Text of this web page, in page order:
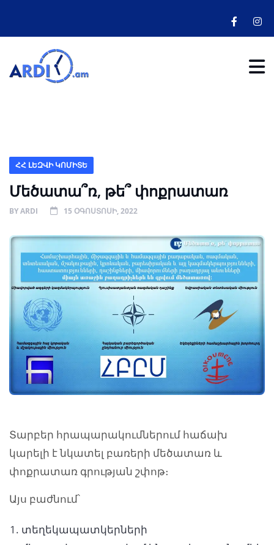
ՀՀ ԼԵԶՎԻ ԿՈՄԻՏԵ
Մեծատա՞ռ, թե՞ փոքրատառ
BYARDI 15 ՕԳՈՍՏՈՍԻ, 2022
Տարբեր հրապարակումներում հաճախ
կարելի է նկատել բառերի մեծատառ և
փոքրատառ գրության շփոթ։
Այս բաժնում՝
տեղեկապատկերների